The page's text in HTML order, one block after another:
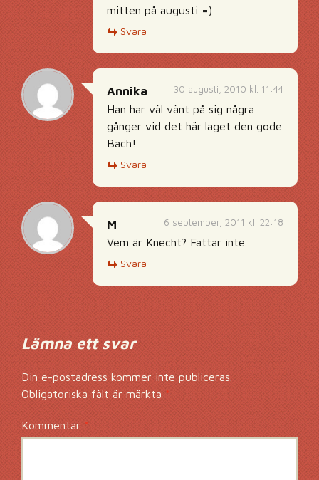
mitten på augusti =)
Svara
30 augusti, 2010 kl. 11:44
Annika
Han har väl vänt på sig några
gånger vid det här laget den gode
Bach!
Svara
6 september, 2011 kl. 22:18
M
Vem är Knecht? Fattar inte.
Svara
Lämna ett svar
Din e-postadress kommer inte publiceras.
Obligatoriska fält är märkta*
Kommentar*